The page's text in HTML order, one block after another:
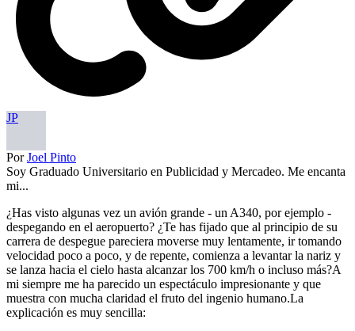
JP
PorJoel Pinto
Soy Graduado Universitario en Publicidad y Mercadeo. Me encanta
mi...
¿Has visto algunas vez un avión grande - un A340, por ejemplo -
despegando en el aeropuerto? ¿Te has fijado que al principio de su
carrera de despegue pareciera moverse muy lentamente, ir tomando
velocidad poco a poco, y de repente, comienza a levantar la nariz y
se lanza hacia el cielo hasta alcanzar los 700 km/h o incluso más?A
mi siempre me ha parecido un espectáculo impresionante y que
muestra con mucha claridad el fruto del ingenio humano.La
explicación es muy sencilla: